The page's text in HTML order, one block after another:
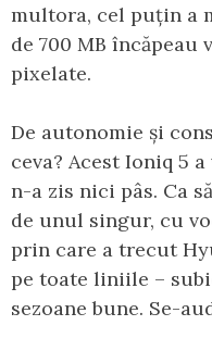
multora, cel puțin a
de 700 MB încăpeau
pixelate.
De autonomie și
ceva? Acest Ioniq 5
n-a zis nici pâs. Ca
de unul singur, cu
prin care a trecut
pe toate liniile –
sezoane bune. Se-